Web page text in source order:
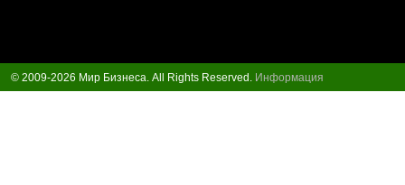
© 2009-2026 Мир Бизнеса. All Rights Reserved. Информация